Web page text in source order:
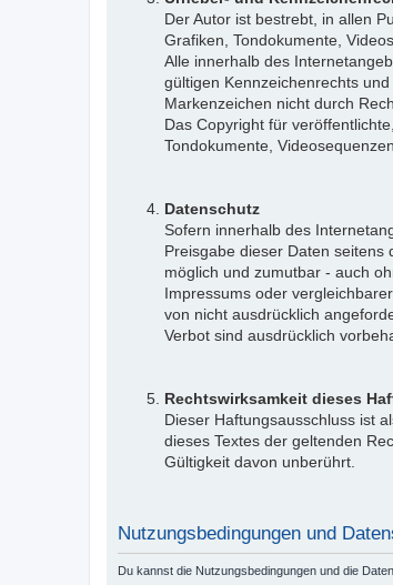
Der Autor ist bestrebt, in allen
Grafiken, Tondokumente,
Alle innerhalb des
gültigen Kennzeichenrechts
Markenzeichen nicht durch
Das Copyright für
Tondokumente,
Datenschutz
Sofern innerhalb des
Preisgabe dieser Daten seitens
möglich und zumutbar - auch
Impressums oder
von nicht ausdrücklich
Verbot sind ausdrücklich
Rechtswirksamkeit dieses
Dieser Haftungsausschluss ist
dieses Textes der geltenden
Gültigkeit davon unberührt.
Nutzungsbedingungen und
Du kannst die Nutzungsbedingungen und die